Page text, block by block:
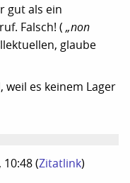
gut als ein
Falsch! ( „non
glaube
es keinem Lager
10:48 (Zitatlink)